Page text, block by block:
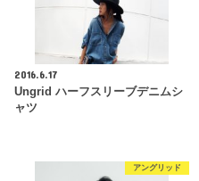
2016.6.17
Ungrid ハーフスリーブデニムシ
ャツ
アングリッド